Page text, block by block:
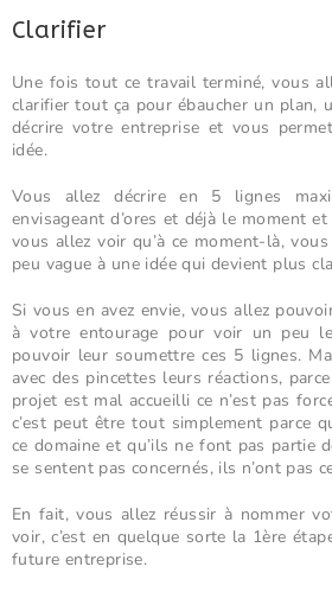
Clarifier
Une fois tout ce travail terminé, vous
clarifier tout ça pour ébaucher un plan,
décrire votre entreprise et vous
idée.
Vous allez décrire en 5 lignes
envisageant d’ores et déjà le moment
vous allez voir qu’à ce moment-là,
peu vague à une idée qui devient plus
Si vous en avez envie, vous allez
à votre entourage pour voir un peu
pouvoir leur soumettre ces 5 lignes.
avec des pincettes leurs réactions,
projet est mal accueilli ce n’est pas
c’est peut être tout simplement parce
ce domaine et qu’ils ne font pas partie
se sentent pas concernés, ils n’ont pas
En fait, vous allez réussir à nommer
voir, c’est en quelque sorte la 1ère
future entreprise.